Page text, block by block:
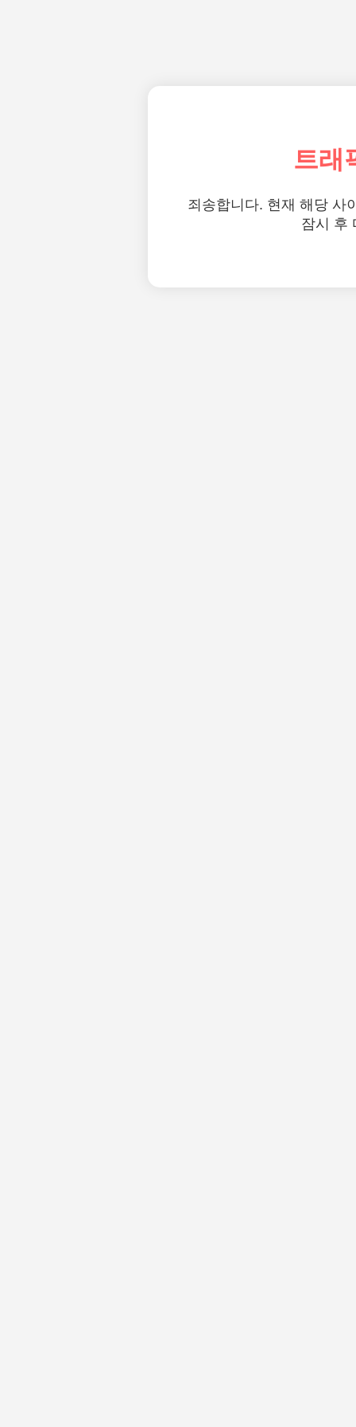
트래
죄송합니다. 현재 해당 사
잠시 후